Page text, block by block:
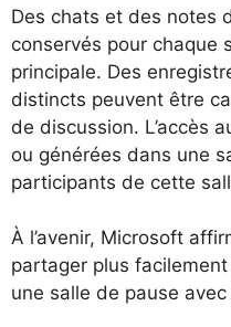
Des chats et des notes
conservés pour chaque
principale. Des
distincts peuvent être
de discussion. L’accès
ou générées dans une
participants de cette
À l’avenir, Microsoft
partager plus
une salle de pause